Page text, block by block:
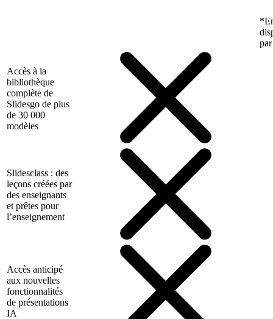
Accès à la
bibliothèque
complète de
Slidesgo de plus
de 30 000
modèles
Slidesclass : des
leçons créées par
des enseignants
et prêtes pour
l’enseignement
Accès anticipé
aux nouvelles
fonctionnalités
de présentations
IA